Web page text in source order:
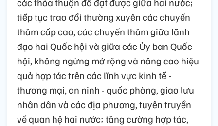
tiếp tục trao đổi thường xuyên các chuyến
thăm cấp cao, các chuyến thăm giữa lãnh
đạo hai Quốc hội và giữa các Ủy ban Quốc
hội, không ngừng mở rộng và nâng cao hiệu
quả hợp tác trên các lĩnh vực kinh tế -
thương mại, an ninh - quốc phòng, giao lưu
nhân dân và các địa phương, tuyên truyền
về quan hệ hai nước; tăng cường hợp tác,